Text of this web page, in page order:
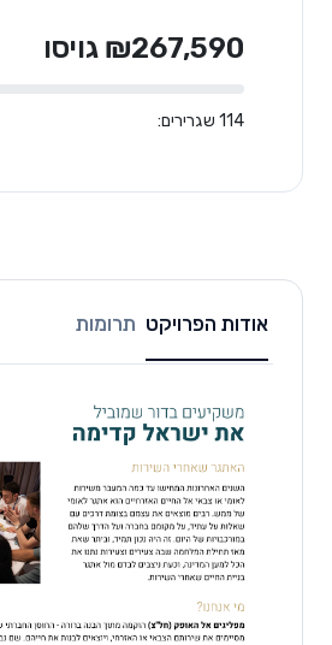
₪267,590 גויסו
114 שגרירים:
אודות הפרויקט תרומות